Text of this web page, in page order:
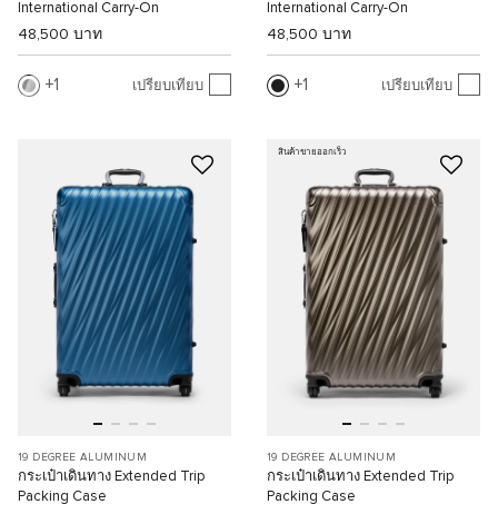
International Carry-On
48,500 บาท
1 เปรียบเทียบ
International Carry-On
48,500 บาท
1 เปรียบเทียบ
19 DEGREE ALUMINUM
กระเป๋าเดินทาง Extended Trip
Packing Case
สินค้าขายออกเร็ว
19 DEGREE ALUMINUM
กระเป๋าเดินทาง Extended Trip
Packing Case